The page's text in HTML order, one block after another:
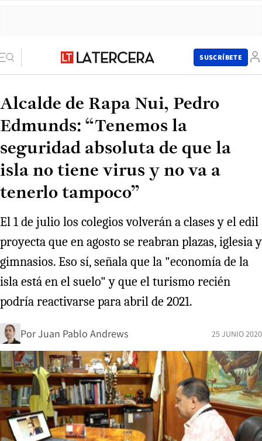
SUSCRÍBETE
Alcalde de Rapa Nui, Pedro
Edmunds: “Tenemos la
seguridad absoluta de que la
isla no tiene virus y no va a
tenerlo tampoco”
El 1 de julio los colegios volverán a clases y el edil
proyecta que en agosto se reabran plazas, iglesia y
gimnasios. Eso sí, señala que la "economía de la
isla está en el suelo" y que el turismo recién
podría reactivarse para abril de 2021.
PorJuan Pablo Andrews 25 JUNIO 2020